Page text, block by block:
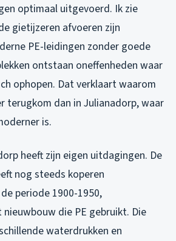
optimaal uitgevoerd. Ik zie
gietijzeren afvoeren zijn
PE-leidingen zonder goede
ontstaan oneffenheden waar
ophopen. Dat verklaart waarom
terugkom dan in Julianadorp, waar
is.
heeft zijn eigen uitdagingen. De
nog steeds koperen
periode 1900-1950,
die PE gebruikt. Die
waterdrukken en